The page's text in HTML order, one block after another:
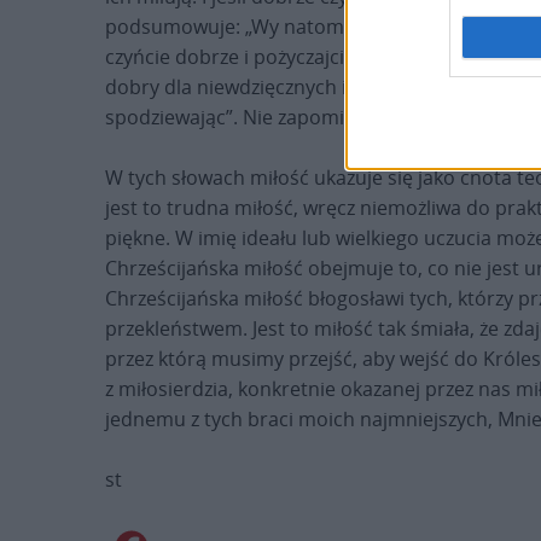
podsumowuje: „Wy natomiast miłujcie
czyńcie dobrze i pożyczajcie, niczego się za to
dobry dla niewdzięcznych i złych” (w. 35).
spodziewając”. Nie zapominajmy tych słów.
W tych słowach miłość ukazuje się jako cnota
jest to trudna miłość, wręcz niemożliwa do
piękne. W imię ideału lub wielkiego uczucia
Chrześcijańska miłość obejmuje to, co nie jest
Chrześcijańska miłość błogosławi tych, którzy
przekleństwem. Jest to miłość tak śmiała, że
przez którą musimy przejść, aby wejść do
z miłosierdzia, konkretnie okazanej przez nas
jednemu z tych braci moich najmniejszych,
st